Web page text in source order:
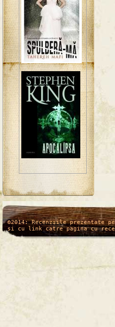
/* */
©2014: Recenziile
si cu link catre pagina cu